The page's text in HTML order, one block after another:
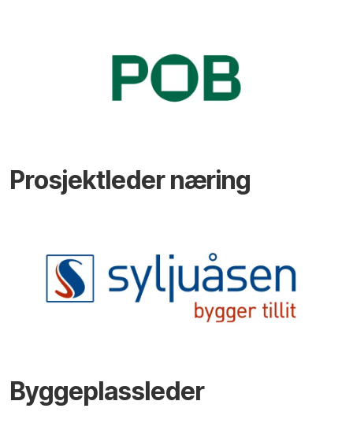
Prosjektleder næring
Byggeplassleder